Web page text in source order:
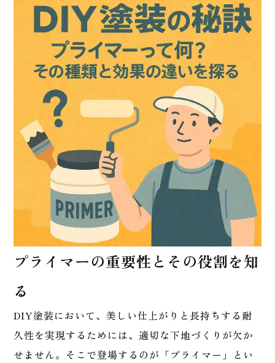
プライマーの重要性とその役割を知
る
DIY塗装において、美しい仕上がりと長持ちする耐
久性を実現するためには、適切な下地づくりが欠か
せません。そこで登場するのが「プライマー」とい